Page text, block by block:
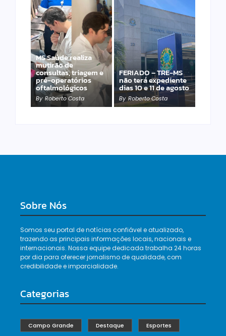
MS Saúde realiza
mutirão de
consultas, triagem e
pré-operatórios
oftalmológicos
By Roberto Costa
FERIADO – TRE-MS
não terá expediente
dias 10 e 11 de agosto
By Roberto Costa
Laranja azeda atrai
investimento
francês para
produção de óleos
essenciais
By Roberto Costa
Sobre Nós
Somos seu portal de notícias confiável e atualizado,
trazendo as principais informações locais, nacionais e
internacionais. Nossa equipe dedicada trabalha 24 horas
por dia para oferecer jornalismo de qualidade, com
credibilidade e imparcialidade.
Categorias
Campo Grande Destaque Esportes